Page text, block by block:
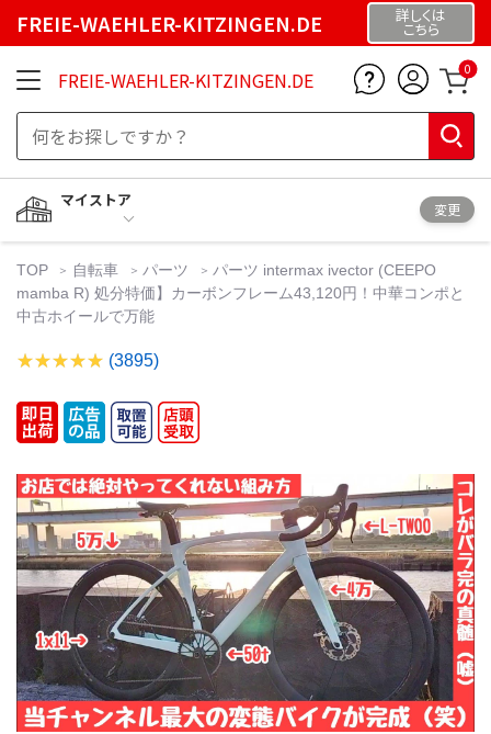
FREIE-WAEHLER-KITZINGEN.DE 詳しくは
こちら
FREIE-WAEHLER-KITZINGEN.DE 0
マイストア
変更
TOP 自転車 パーツ
パーツ intermax ivector (CEEPO
mamba R) 処分特価】カーボンフレーム43,120円！中華コンポと
中古ホイールで万能
(3895)